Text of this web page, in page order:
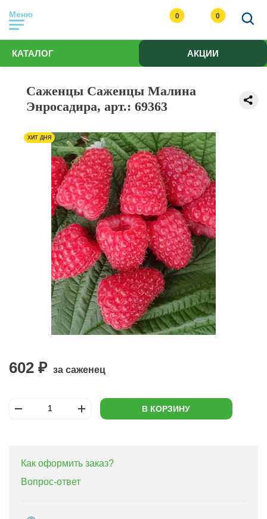
Меню 0 0
КАТАЛОГ АКЦИИ
Саженцы Саженцы Малина
Энросадира, арт.: 69363
ХИТ ДНЯ
602 ₽ за саженец
В КОРЗИНУ
Как оформить заказ?
Вопрос-ответ